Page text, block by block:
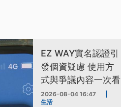
EZ WAY實名認證引
發個資疑慮 使用方
式與爭議內容一次看
2026-08-04 16:47
生活